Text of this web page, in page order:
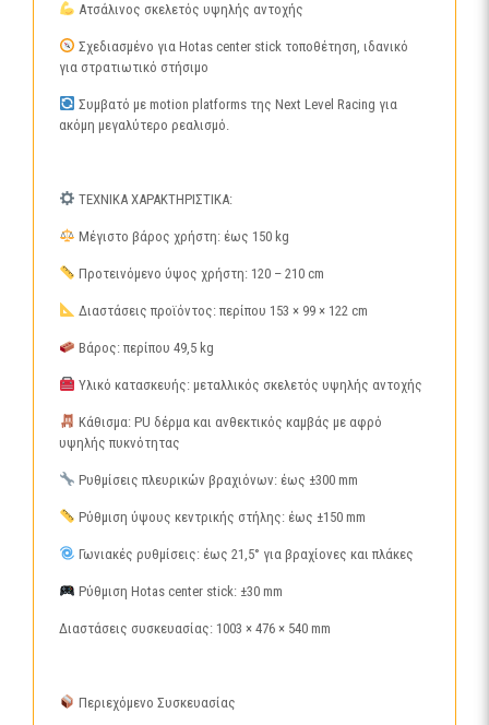
Ατσάλινος σκελετός υψηλής αντοχής
Σχεδιασμένο για Hotas center stick τοποθέτηση, ιδανικό
για στρατιωτικό στήσιμο
Συμβατό με motion platforms της Next Level Racing για
ακόμη μεγαλύτερο ρεαλισμό.
ΤΕΧΝΙΚΑ ΧΑΡΑΚΤΗΡΙΣΤΙΚΑ:
Μέγιστο βάρος χρήστη: έως 150 kg
Προτεινόμενο ύψος χρήστη: 120 – 210 cm
Διαστάσεις προϊόντος: περίπου 153 × 99 × 122 cm
Βάρος: περίπου 49,5 kg
Υλικό κατασκευής: μεταλλικός σκελετός υψηλής αντοχής
Κάθισμα: PU δέρμα και ανθεκτικός καμβάς με αφρό
υψηλής πυκνότητας
Ρυθμίσεις πλευρικών βραχιόνων: έως ±300 mm
Ρύθμιση ύψους κεντρικής στήλης: έως ±150 mm
Γωνιακές ρυθμίσεις: έως 21,5° για βραχίονες και πλάκες
Ρύθμιση Hotas center stick: ±30 mm
Διαστάσεις συσκευασίας: 1003 × 476 × 540 mm
Περιεχόμενο Συσκευασίας